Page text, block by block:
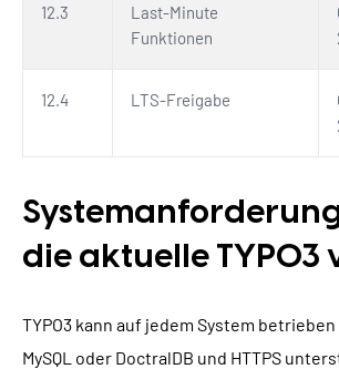
12.3
Last-Minute
Funktionen
12.4 LTS-Freigabe
die aktuelle TYPO3
TYPO3 kann auf jedem System betrieben
MySQL oder DoctralDB und HTTPS